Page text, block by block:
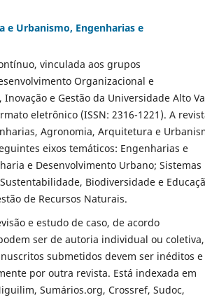
e Urbanismo, Engenharias e
vinculada aos grupos
Organizacional e
e Gestão da Universidade Alto
eletrônico (ISSN: 2316-1221). A
Agronomia, Arquitetura e
eixos temáticos: Engenharias e
e Desenvolvimento Urbano; Sistemas
Biodiversidade e
de Recursos Naturais.
e estudo de caso, de acordo
ser de autoria individual ou
submetidos devem ser inéditos e
por outra revista. Está indexada em
Sumários.org, Crossref, Sudoc,